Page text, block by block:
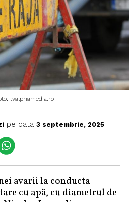
tvalphamedia.ro
pe data 3 septembrie, 2025
avarii la conducta
cu apă, cu diametrul de